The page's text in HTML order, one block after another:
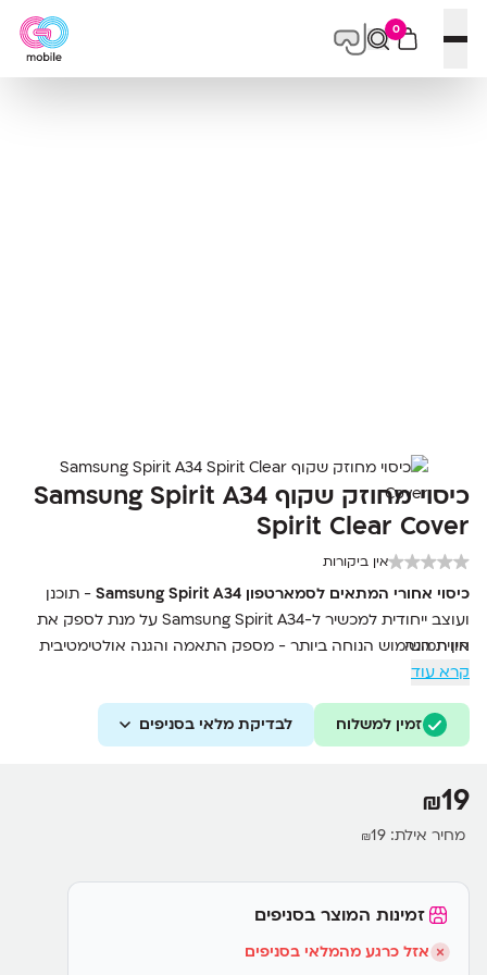
פתח תפריט
0
כיסוי מחוזק שקוף Samsung Spirit A34
Spirit Clear Cover
אין ביקורות
כיסוי אחורי המתאים לסמארטפון Samsung Spirit A34
- תוכנן
ועוצב ייחודית למכשיר ל-Samsung Spirit A34 על מנת לספק את
חווית השימוש הנוחה ביותר - מספק התאמה והגנה אולטימטיבית
מפני שריטות ופגיעות מבלי לפגוע בעיצוב - ציפוי למניעת החלקה מן
היד - מתאים בצורה מושלמת לכיס
אין תמונה
קרא עוד
זמין למשלוח לבדיקת מלאי בסניפים
₪19
מחיר אילת: ₪19
זמינות המוצר בסניפים
אזל כרגע מהמלאי בסניפים